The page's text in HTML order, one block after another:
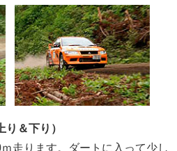
＆下り）
走ります。ダートに入って少し